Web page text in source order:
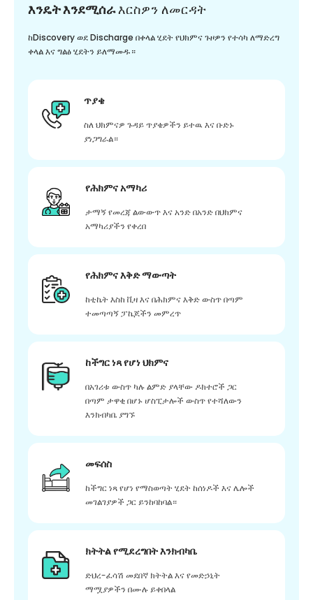
እንዴት እንደሚሰራእርስዎን ለመርዳት
ከDiscovery ወደ Discharge በቀላል ሂደት የህክምና ጉዞዎን የተሳካ ለማድረግ
ቀላል እና ግልፅ ሂደትን ይለማመዱ።
ጥያቄ
ስለ ህክምናዎ ጉዳይ ጥያቄዎችን ይተዉ እና ቡድኑ
ያነጋግራል።
የሕክምና አማካሪ
ታማኝ የመረጃ ልውውጥ እና አንድ በአንድ በህክምና
አማካሪያችን የቀረበ
የሕክምና እቅድ ማውጣት
ከቲኬት እስከ ቪዛ እና በሕክምና እቅድ ውስጥ በጣም
ተመጣጣኝ ፓኬጆችን መምረጥ
ከችግር ነጻ የሆነ ህክምና
በአገሪቱ ውስጥ ካሉ ልምድ ያላቸው ዶክተሮች ጋር
በጣም ታዋቂ በሆኑ ሆስፒታሎች ውስጥ የተሻለውን
እንክብካቤ ያግኙ
መፍሰስ
ከችግር ነጻ የሆነ የማስወጣት ሂደት ከሰነዶች እና ሌሎች
መገልገያዎች ጋር ይንከባከባል።
ክትትል የሚደረግበት እንክብካቤ
ድህረ-ፈሳሽ መደበኛ ክትትል እና የመድኃኒት
ማሟያዎችን በሙሉ ይቀበላል